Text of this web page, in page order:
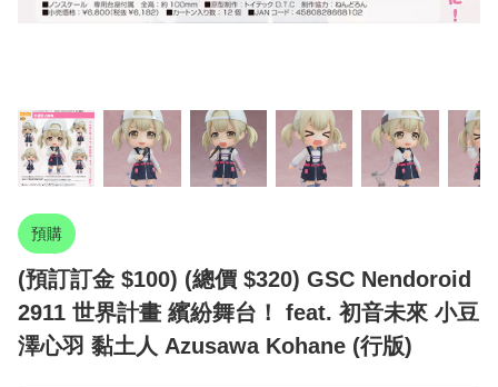
預購
(預訂訂金 $100) (總價 $320) GSC Nendoroid
2911 世界計畫 繽紛舞台！ feat. 初音未來 小豆
澤心羽 黏土人 Azusawa Kohane (行版)